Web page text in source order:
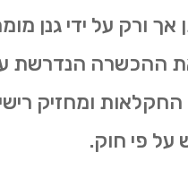
אך ורק על ידי גנן
ההכשרה הנדרשת
ומחזיק
על פי חוק.